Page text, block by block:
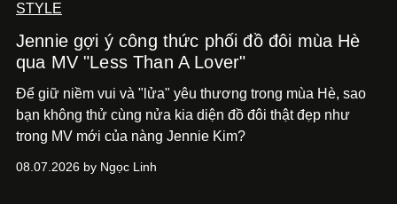
STYLE
Jennie gợi ý công thức phối đồ đôi mùa Hè
qua MV "Less Than A Lover"
Để giữ niềm vui và "lửa" yêu thương trong mùa Hè, sao
bạn không thử cùng nửa kia diện đồ đôi thật đẹp như
trong MV mới của nàng Jennie Kim?
08.07.2026 by Ngọc Linh